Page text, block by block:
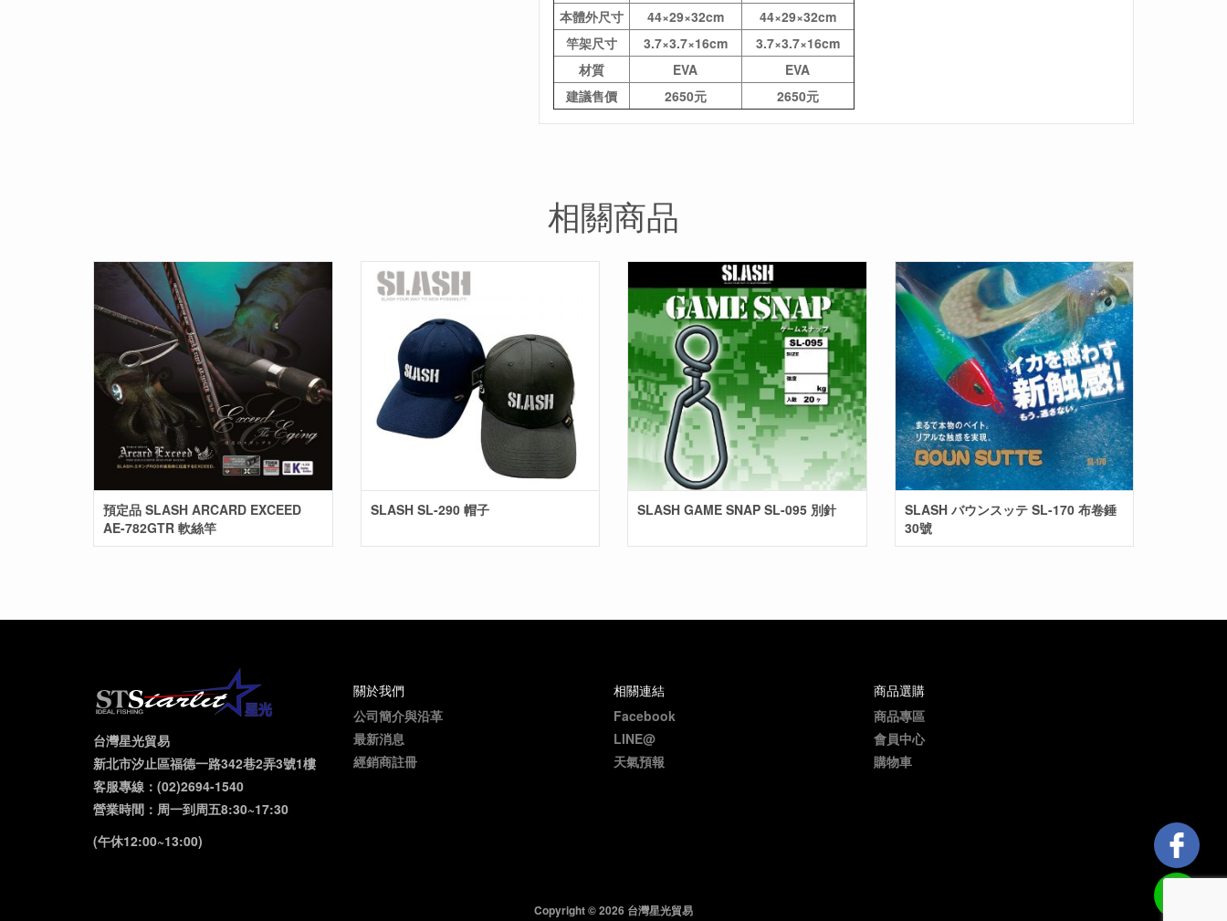
本體外尺寸
44×29×32cm
44×29×32cm
竿架尺寸
3.7×3.7×16cm
3.7×3.7×16cm
材質
EVA
EVA
建議售價
2650元 2650元
相關商品
預定品 SLASH ARCARD EXCEED
AE-782GTR 軟絲竿
SLASH SL-290 帽子 SLASH GAME SNAP SL-095 別針
SLASH バウンスッテ SL-170 布卷錘
30號
台灣星光貿易
新北市汐止區福德一路342巷2弄3號1樓
客服專線：(02)2694-1540
營業時間：周一到周五8:30~17:30
(午休12:00~13:00)
關於我們
公司簡介與沿革
最新消息
經銷商註冊
相關連結
Facebook
LINE@
天氣預報
商品選購
商品專區
會員中心
購物車
Copyright © 2026 台灣星光貿易